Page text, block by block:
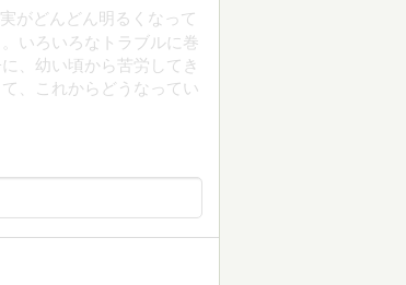
がどんどん明るくなって
いろいろなトラブルに巻
、幼い頃から苦労してき
、これからどうなってい